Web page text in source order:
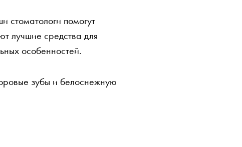
стоматологи помогут
лучшие средства для
особенностей.
зубы и белоснежную